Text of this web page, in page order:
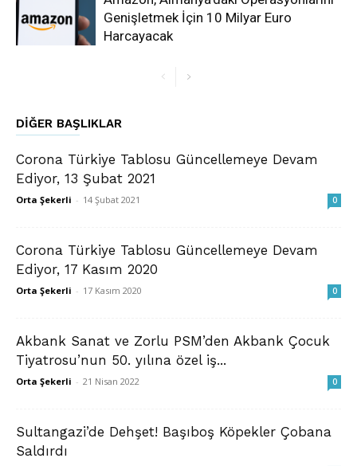
Genişletmek İçin 10 Milyar Euro
Harcayacak
DIĞER BAŞLIKLAR
Corona Türkiye Tablosu Güncellemeye Devam
Ediyor, 13 Şubat 2021
Orta Şekerli - 14 Şubat 2021 0
Corona Türkiye Tablosu Güncellemeye Devam
Ediyor, 17 Kasım 2020
Orta Şekerli - 17 Kasım 2020 0
Akbank Sanat ve Zorlu PSM’den Akbank Çocuk
Tiyatrosu’nun 50. yılına özel iş...
Orta Şekerli - 21 Nisan 2022 0
Sultangazi’de Dehşet! Başıboş Köpekler Çobana
Saldırdı